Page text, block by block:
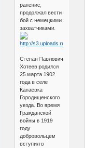
ранение,
продолжал вести
бой с немецкими
захватчиками.
Степан Павлович
Хотеев родился
25 марта 1902
года в селе
Канаевка
Городищенского
уезда. Во время
Гражданской
войны в 1919
году
добровольцем
вступил в